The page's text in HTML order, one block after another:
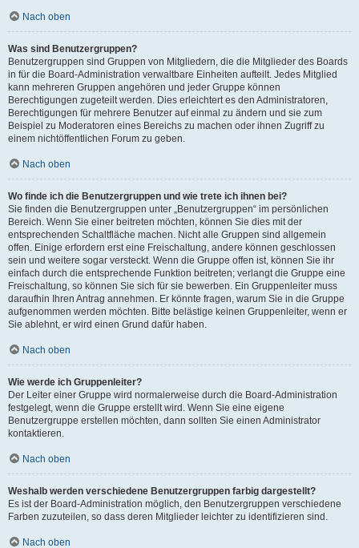
Nach oben
Was sind Benutzergruppen?
Benutzergruppen sind Gruppen von Mitgliedern, die die Mitglieder des Boards
in für die Board-Administration verwaltbare Einheiten aufteilt. Jedes Mitglied
kann mehreren Gruppen angehören und jeder Gruppe können
Berechtigungen zugeteilt werden. Dies erleichtert es den Administratoren,
Berechtigungen für mehrere Benutzer auf einmal zu ändern und sie zum
Beispiel zu Moderatoren eines Bereichs zu machen oder ihnen Zugriff zu
einem nichtöffentlichen Forum zu geben.
Nach oben
Wo finde ich die Benutzergruppen und wie trete ich ihnen bei?
Sie finden die Benutzergruppen unter „Benutzergruppen“ im persönlichen
Bereich. Wenn Sie einer beitreten möchten, können Sie dies mit der
entsprechenden Schaltfläche machen. Nicht alle Gruppen sind allgemein
offen. Einige erfordern erst eine Freischaltung, andere können geschlossen
sein und weitere sogar versteckt. Wenn die Gruppe offen ist, können Sie ihr
einfach durch die entsprechende Funktion beitreten; verlangt die Gruppe eine
Freischaltung, so können Sie sich für sie bewerben. Ein Gruppenleiter muss
daraufhin Ihren Antrag annehmen. Er könnte fragen, warum Sie in die Gruppe
aufgenommen werden möchten. Bitte belästige keinen Gruppenleiter, wenn er
Sie ablehnt, er wird einen Grund dafür haben.
Nach oben
Wie werde ich Gruppenleiter?
Der Leiter einer Gruppe wird normalerweise durch die Board-Administration
festgelegt, wenn die Gruppe erstellt wird. Wenn Sie eine eigene
Benutzergruppe erstellen möchten, dann sollten Sie einen Administrator
kontaktieren.
Nach oben
Weshalb werden verschiedene Benutzergruppen farbig dargestellt?
Es ist der Board-Administration möglich, den Benutzergruppen verschiedene
Farben zuzuteilen, so dass deren Mitglieder leichter zu identifizieren sind.
Nach oben